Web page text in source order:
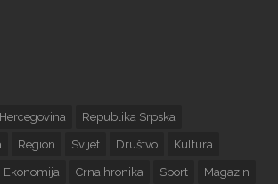
Hercegovina Republika Srpska
Region Svijet Društvo Kultura
Ekonomija Crna hronika Sport Magazin